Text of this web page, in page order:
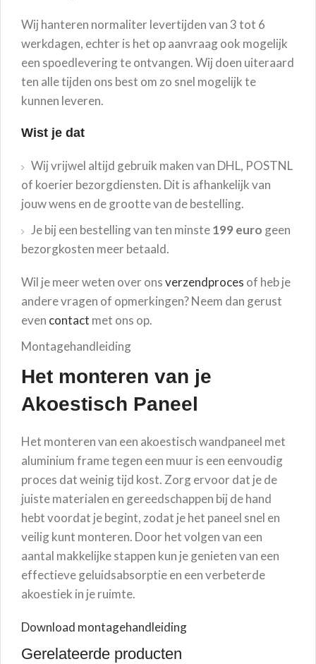
Wij hanteren normaliter levertijden van 3 tot 6
werkdagen, echter is het op aanvraag ook mogelijk
een spoedlevering te ontvangen. Wij doen uiteraard
ten alle tijden ons best om zo snel mogelijk te
kunnen leveren.
Wist je dat
Wij vrijwel altijd gebruik maken van DHL, POSTNL
of koerier bezorgdiensten. Dit is afhankelijk van
jouw wens en de grootte van de bestelling.
Je bij een bestelling van ten minste199 euro geen
bezorgkosten meer betaald.
Wil je meer weten over onsverzendproces of heb je
andere vragen of opmerkingen? Neem dan gerust
even contact met ons op.
Montagehandleiding
Het monteren van je
Akoestisch Paneel
Het monteren van een akoestisch wandpaneel met
aluminium frame tegen een muur is een eenvoudig
proces dat weinig tijd kost. Zorg ervoor dat je de
juiste materialen en gereedschappen bij de hand
hebt voordat je begint, zodat je het paneel snel en
veilig kunt monteren. Door het volgen van een
aantal makkelijke stappen kun je genieten van een
effectieve geluidsabsorptie en een verbeterde
akoestiek in je ruimte.
Download montagehandleiding
Gerelateerde producten